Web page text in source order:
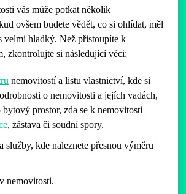
vás může potkat několik
ovšem budete vědět, co si ohlídat, měl
velmi hladký. Než přistoupíte k
zkontrolujte si následující věci:
nemovitostí a listu vlastnictví, kde si
o nemovitosti a jejích vadách,
bytový prostor, zda se k nemovitosti
, zástava či soudní spory.
služby, kde naleznete přesnou výměru
nemovitosti.